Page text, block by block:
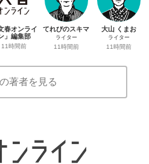
春オンライ
」編集部
11時間前
てれびのスキマ
ライター
11時間前
大山 くまお
ライター
11時間前
著者を見る